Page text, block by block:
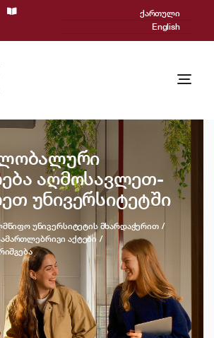
ქართული
English
ჩვენ შესახებ
აკადემიური პროცესი
მიღება
Powered by ASU
საერთაშორისო
სიახლეები
აღმოსავლეთ-
უნივერსიტეტში
უნივერსიტეტის მხარდაჭერით
აქტები